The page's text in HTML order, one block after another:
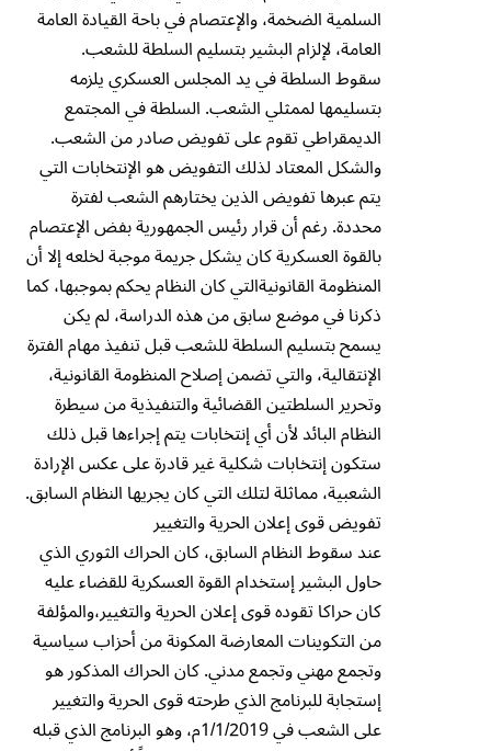
السلمية الضخمة، والإعتصام في باحة القيادة العامة
العامة، لإلزام البشير بتسليم السلطة للشعب.
سقوط السلطة في يد المجلس العسكري يلزمه
بتسليمها لممثلي الشعب. السلطة في المجتمع
الديمقراطي تقوم على تفويض صادر من الشعب.
والشكل المعتاد لذلك التفويض هو الإنتخابات التي
يتم عبرها تفويض الذين يختارهم الشعب لفترة
محددة. رغم أن قرار رئيس الجمهورية بفض الإعتصام
بالقوة العسكرية كان يشكل جريمة موجبة لخلعه إلا أن
المنظومة القانونيةالتي كان النظام يحكم بموجبها، كما
ذكرنا في موضع سابق من هذه الدراسة، لم يكن
يسمح بتسليم السلطة للشعب قبل تنفيذ مهام الفترة
الإنتقالية، والتي تضمن إصلاح المنظومة القانونية،
وتحرير السلطتين القضائية والتنفيذية من سيطرة
النظام البائد لأن أي إنتخابات يتم إجراءها قبل ذلك
ستكون إنتخابات شكلية غير قادرة على عكس الإرادة
الشعبية، مماثلة لتلك التي كان يجريها النظام السابق.
تفويض قوى إعلان الحرية والتغيير
عند سقوط النظام السابق، كان الحراك الثوري الذي
حاول البشير إستخدام القوة العسكرية للقضاء عليه
كان حراكا تقوده قوى إعلان الحرية والتغيير،والمؤلفة
من التكوينات المعارضة المكونة من أحزاب سياسية
وتجمع مهني وتجمع مدني. كان الحراك المذكور هو
إستجابة للبرنامج الذي طرحته قوى الحرية والتغيير
على الشعب في 1/1/2019م، وهو البرنامج الذي قبله